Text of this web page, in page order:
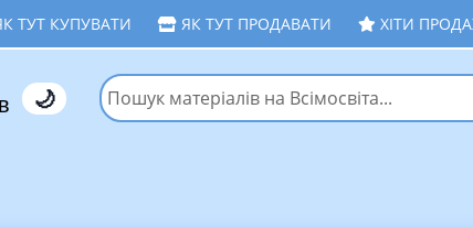
ТУТ КУПУВАТИ ЯК ТУТ ПРОДАВАТИ ХІТИ
🌙